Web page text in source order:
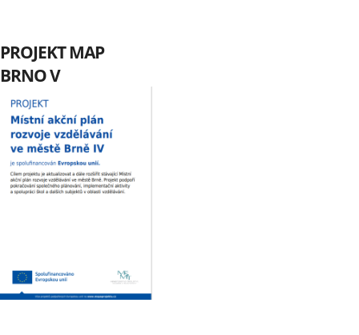
PROJEKT MAP
BRNO V